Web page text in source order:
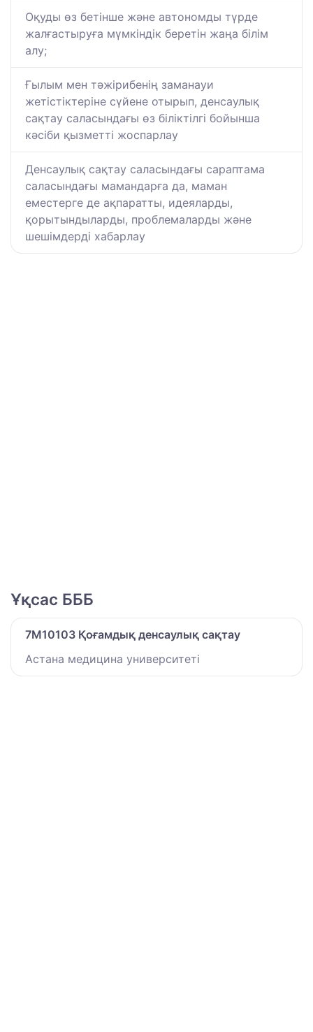
Оқуды өз бетінше және автономды түрде
жалғастыруға мүмкіндік беретін жаңа білім
алу;
Ғылым мен тәжірибенің заманауи
жетістіктеріне сүйене отырып, денсаулық
сақтау саласындағы өз біліктілгі бойынша
кәсіби қызметті жоспарлау
Денсаулық сақтау саласындағы сараптама
саласындағы мамандарға да, маман
еместерге де ақпаратты, идеяларды,
қорытындыларды, проблемаларды және
шешімдерді хабарлау
Ұқсас БББ
7M10103 Қоғамдық денсаулық сақтау
Астана медицина университеті